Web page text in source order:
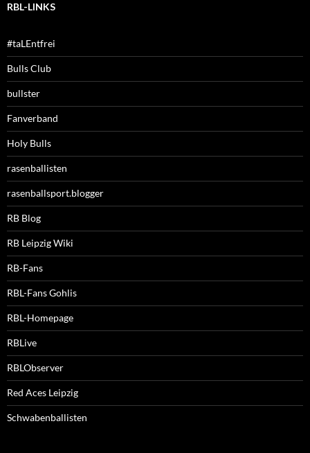
RBL-LINKS
#taLEntfrei
Bulls Club
bullster
Fanverband
Holy Bulls
rasenballisten
rasenballsport.blogger
RB Blog
RB Leipzig Wiki
RB-Fans
RBL-Fans Gohlis
RBL-Homepage
RBLive
RBLObserver
Red Aces Leipzig
Schwabenballisten